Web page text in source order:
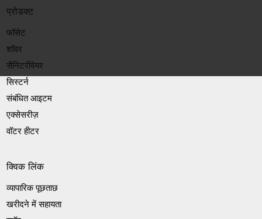
प्रोडक्ट
फॉसेट
शॉवर
सैनिटरीवेयर
सिस्टर्न
संबंधित आइटम
एक्सेसरीज़
वॉटर हीटर
क्विक लिंक
व्यापारिक पूछताछ
खरीदने में सहायता